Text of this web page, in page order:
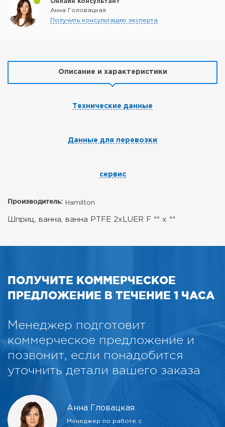
Онлайн консультант
Анна Головацкая
Получить консультацию эксперта
Описание и характеристики
Технические данные
Данные для перевозки
сервис
Производитель: Hamilton
Шприц, ванна, ванна PTFE 2xLUER F ** x **
ПОЛУЧИТЕ КОММЕРЧЕСКОЕ
ПРЕДЛОЖЕНИЕ В ТЕЧЕНИЕ 1 ЧАСА
Менеджер подготовит
коммерческое предложение и
позвонит, если понадобится
уточнить детали вашего заказа
Анна Гловацкая
Менеджер по работе с